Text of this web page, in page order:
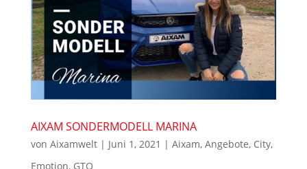
AIXAM SONDERMODELL MARINA
von Aixamwelt| Juni 1, 2021 | Aixam, Angebote, City,
Emotion, GTO